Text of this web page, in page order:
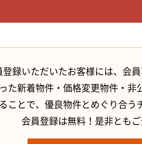
登録いただいたお客様には、会
た新着物件・価格変更物件・非
ことで、優良物件とめぐり合う
会員登録は無料！是非とも